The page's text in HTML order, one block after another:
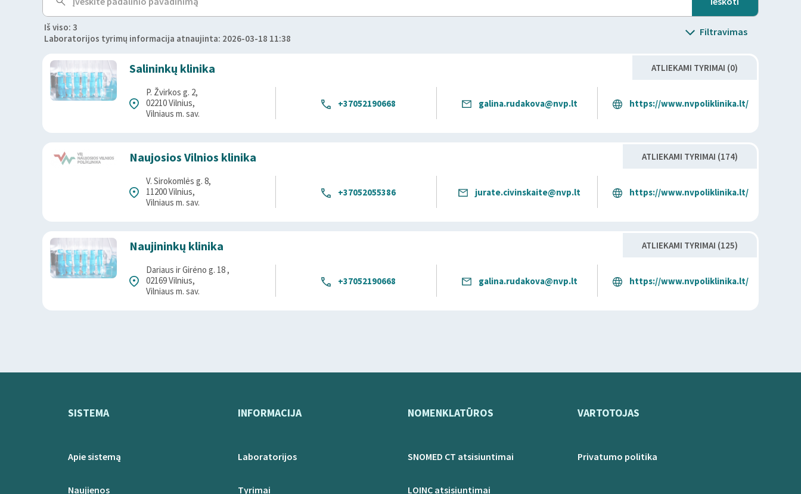
Iš viso: 3
Laboratorijos tyrimų informacija atnaujinta: 2026-03-18 11:38
Filtravimas
Salininkų klinika ATLIEKAMI TYRIMAI (0)
P. Žvirkos g. 2,
02210 Vilnius,
Vilniaus m. sav.
+37052190668 galina.rudakova@nvp.lt https://www.nvpoliklinika.lt/
Naujosios Vilnios klinika ATLIEKAMI TYRIMAI (174)
V. Sirokomlės g. 8,
11200 Vilnius,
Vilniaus m. sav.
+37052055386 jurate.civinskaite@nvp.lt https://www.nvpoliklinika.lt/
Naujininkų klinika ATLIEKAMI TYRIMAI (125)
Dariaus ir Girėno g. 18 ,
02169 Vilnius,
Vilniaus m. sav.
+37052190668 galina.rudakova@nvp.lt https://www.nvpoliklinika.lt/
SISTEMA
Apie sistemą
Naujienos
INFORMACIJA
Laboratorijos
Tyrimai
NOMENKLATŪROS
SNOMED CT atsisiuntimai
LOINC atsisiuntimai
VARTOTOJAS
Privatumo politika